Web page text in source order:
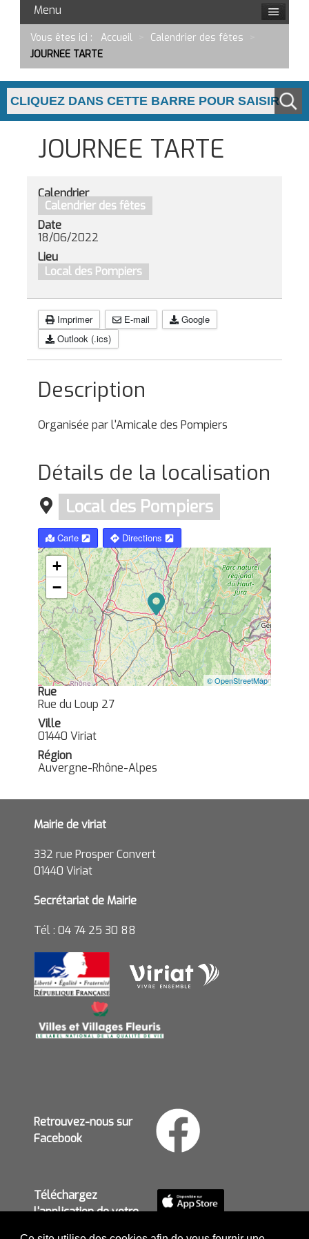
Menu
Vous êtes ici : Accueil Calendrier des fêtes
JOURNEE TARTE
JOURNEE TARTE
Calendrier
Calendrier des fêtes
Date
18/06/2022
Lieu
Local des Pompiers
Imprimer E-mail
Google
Outlook (.ics)
Description
Organisée par l'Amicale des Pompiers
Détails de la localisation
Local des Pompiers
Carte Directions
+
−
© OpenStreetMap
Rue
Rue du Loup 27
Ville
01440 Viriat
Région
Auvergne-Rhône-Alpes
Mairie de viriat
332 rue Prosper Convert
01440 Viriat
Secrétariat de Mairie
Tél : 04 74 25 30 88
Retrouvez-nous sur
Facebook
Téléchargez
l'application de votre